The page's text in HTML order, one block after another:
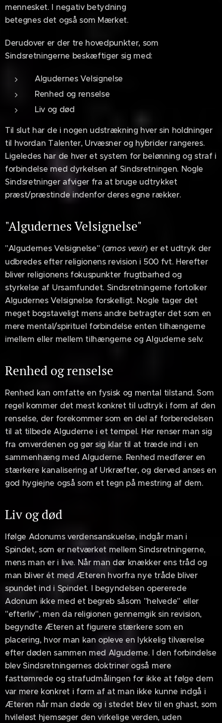
mennesket. I negativ betydning
betegnes det også som Mærket.
Derudover er der tre hovedpunkter, som
Sindsretningerne beskæftiger sig med:
Algudernes Velsignelse
Renhed og renselse
Liv og død
Til slut har de i nogen udstrækning hver sin holdninger
til hvordan Talenter, Urvæsner og hybrider rangeres.
Ligeledes har de hver et system for belønning og straf i
forbindelse med dyrkelsen af Sindsretningen. Nogle
Sindsretninger afviger fra at bruge udtrykket
præst/præstinde indenfor deres egne rækker.
"Algudernes Velsignelse"
"Algudernes Velsignelse" (amos vexir) er et udtryk der
udbredes efter religionens revision i 500 fvt. Herefter
bliver religionens fokuspunkter frugtbarhed og
styrkelse af Ursamfundet. Sindsretningerne fortolker
Algudernes Velsignelse forskelligt. Nogle tager det
meget bogstaveligt mens andre betragter det som en
mere mental/spirituel forbindelse enten tilhængerne
imellem eller mellem tilhængerne og Alguderne selv.
Renhed og renselse
Renhed kan omfatte en fysisk og mental tilstand. Som
regel kommer det mest konkret til udtryk i form af den
renselse, der forekommer som en del af forberedelsen
til at tilbede Alguderne i et tempel. Her renser man sig
fra omverdenen og gør sig klar til at træde ind i en
sammenhæng med Alguderne. Renhed medfører en
stærkere kanalisering af Urkræfter, og derved anses en
god hygiejne også som et tegn på mestring af dem.
Liv og død
Ifølge Adonums verdensanskuelse, indgår man i
Spindet, som er netværket mellem Sindsretningerne,
mens man er i live. Når man dør knækker ens tråd og
man bliver ét med Æteren hvorfra nye tråde bliver
spundet ind i Spindet. I begyndelsen opererede
Adonum ikke med et begreb såsom "helvede" eller
"efterliv", men da religionen gennemgik sin revision,
begyndte Æteren at figurere stærkere som en
placering, hvor man kan opleve en lykkelig tilværelse
efter døden sammen med Alguderne. I den forbindelse
blev Sindsretningernes doktriner også mere
fasttømrede og strafudmålingen for ikke at følge dem
var mere konkret i form af at man ikke kunne indgå i
Æteren når man døde og i stedet blev til en ghast, som
hvileløst hjemsøger den virkelige verden, uden